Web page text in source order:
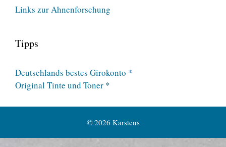
Links zur Ahnenforschung
Tipps
Deutschlands bestes Girokonto *
Original Tinte und Toner *
© 2026 Karstens